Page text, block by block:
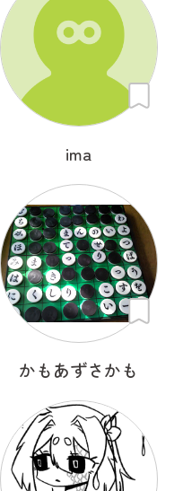
ima
かもあずさかも